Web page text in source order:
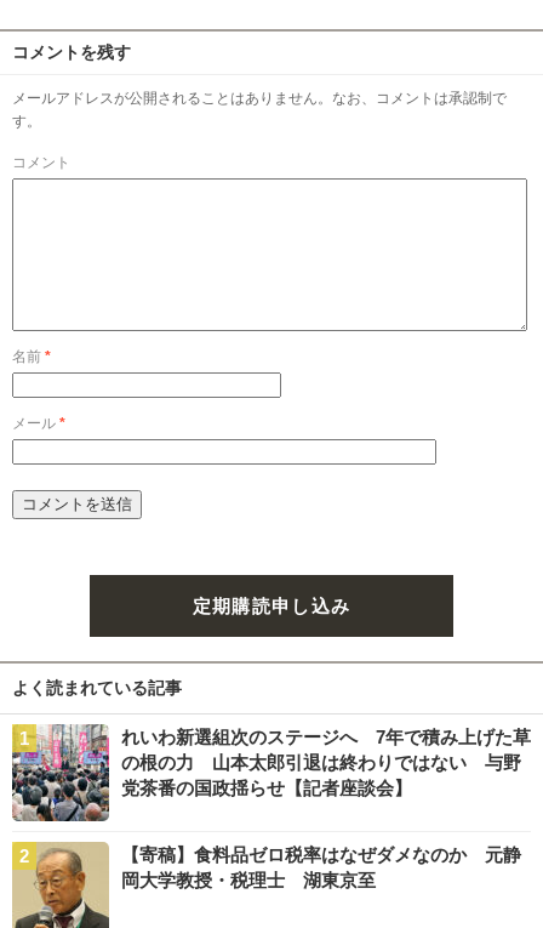
コメントを残す
メールアドレスが公開されることはありません。なお、コメントは承認制で
す。
コメント
名前 *
メール *
定期購読申し込み
よく読まれている記事
れいわ新選組次のステージへ 7年で積み上げた草
の根の力 山本太郎引退は終わりではない 与野
党茶番の国政揺らせ【記者座談会】
【寄稿】食料品ゼロ税率はなぜダメなのか 元静
岡大学教授・税理士 湖東京至